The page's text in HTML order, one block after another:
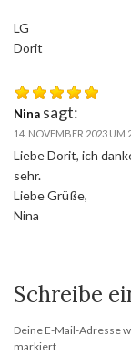
LG
Dorit
Nina sagt:
14. NOVEMBER 2023 UM
Liebe Dorit, ich
sehr.
Liebe Grüße,
Nina
Schreibe
Deine E-Mail-Adresse
markiert